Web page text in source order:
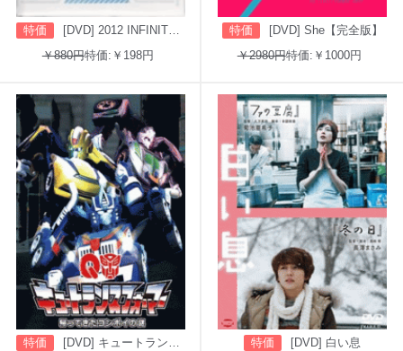
特価
[DVD] 2012 INFINITE CONCERT SECOND INVASION: EVOLUTION
￥880円特価:￥198円
特価
[DVD] She【完全版】
￥2980円特価:￥1000円
特価
[DVD] キュートランスフォーマー 帰ってきたコンボイの謎
特価
[DVD] 白い息